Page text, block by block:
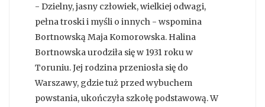
- Dzielny, jasny człowiek, wielkiej odwagi,
pełna troski i myśli o innych - wspomina
Bortnowską Maja Komorowska. Halina
Bortnowska urodziła się w 1931 roku w
Toruniu. Jej rodzina przeniosła się do
Warszawy, gdzie tuż przed wybuchem
powstania, ukończyła szkołę podstawową. W